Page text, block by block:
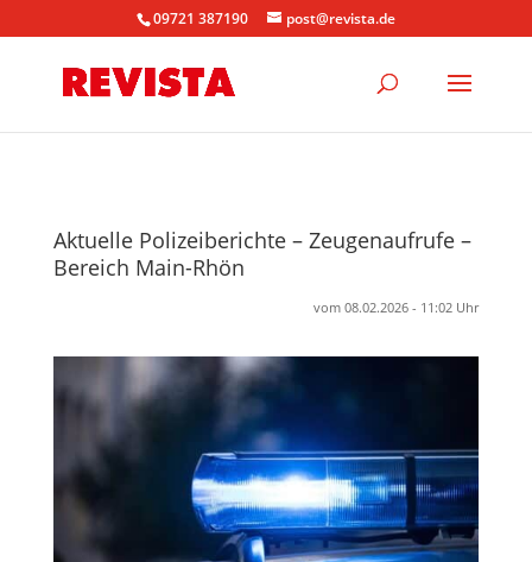
09721 387190 post@revista.de
Aktuelle Polizeiberichte – Zeugenaufrufe –
Bereich Main-Rhön
vom 08.02.2026 - 11:02 Uhr